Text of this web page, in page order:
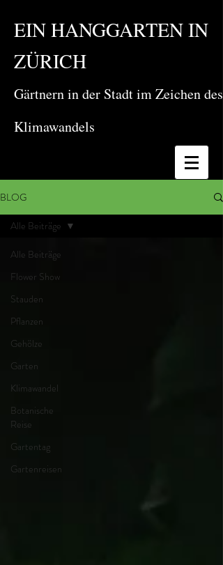
EIN HANGGARTEN IN
ZÜRICH
Gärtnern in der Stadt im Zeichen des
Klimawandels
BLOG
Alle Beiträge
Flower Show
Stauden
Pflanzen
Gehölze
Garten
Klimawandel
Botanische
Reise
Gartentag
Gartenreisen
Alle Beiträge